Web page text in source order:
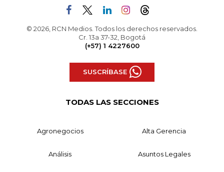
© 2026, RCN Medios. Todos los derechos reservados.
Cr. 13a 37-32, Bogotá
(+57) 1 4227600
SUSCRÍBASE
TODAS LAS SECCIONES
Agronegocios Alta Gerencia
Análisis Asuntos Legales